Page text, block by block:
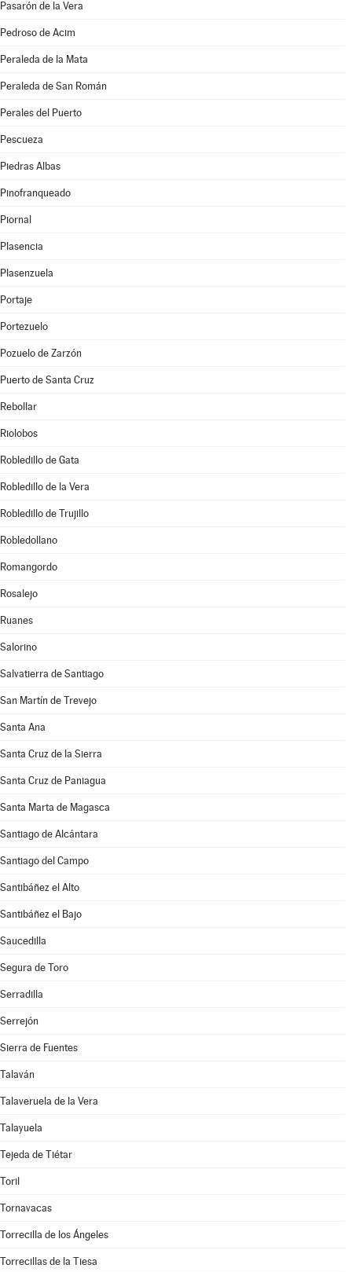
Pasarón de la Vera
Pedroso de Acim
Peraleda de la Mata
Peraleda de San Román
Perales del Puerto
Pescueza
Piedras Albas
Pinofranqueado
Piornal
Plasencia
Plasenzuela
Portaje
Portezuelo
Pozuelo de Zarzón
Puerto de Santa Cruz
Rebollar
Riolobos
Robledillo de Gata
Robledillo de la Vera
Robledillo de Trujillo
Robledollano
Romangordo
Rosalejo
Ruanes
Salorino
Salvatierra de Santiago
San Martín de Trevejo
Santa Ana
Santa Cruz de la Sierra
Santa Cruz de Paniagua
Santa Marta de Magasca
Santiago de Alcántara
Santiago del Campo
Santibáñez el Alto
Santibáñez el Bajo
Saucedilla
Segura de Toro
Serradilla
Serrejón
Sierra de Fuentes
Talaván
Talaveruela de la Vera
Talayuela
Tejeda de Tiétar
Toril
Tornavacas
Torrecilla de los Ángeles
Torrecillas de la Tiesa